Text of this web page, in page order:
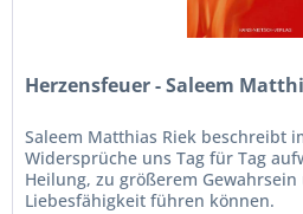
Herzensfeuer - Saleem
Saleem Matthias Riek beschreibt
Widersprüche uns Tag für Tag
Heilung, zu größerem
Liebesfähigkeit führen können.